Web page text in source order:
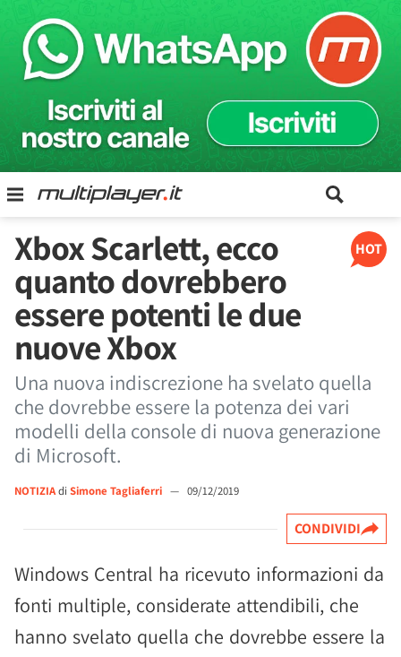
HOT
Xbox Scarlett, ecco
quanto dovrebbero
essere potenti le due
nuove Xbox
Una nuova indiscrezione ha svelato quella
che dovrebbe essere la potenza dei vari
modelli della console di nuova generazione
di Microsoft.
NOTIZIAdi Simone Tagliaferri — 09/12/2019
CONDIVIDI
Windows Central ha ricevuto informazioni da
fonti multiple, considerate attendibili, che
hanno svelato quella che dovrebbe essere la